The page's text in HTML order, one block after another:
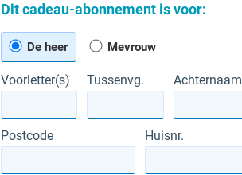
Dit cadeau-abonnement is voor:
De heer Mevrouw
Voorletter(s) Tussenvg. Achternaam
Postcode Huisnr.